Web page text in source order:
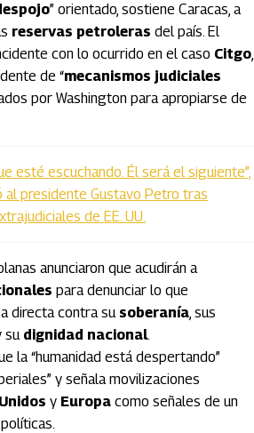
” orientado, sostiene Caracas, a
reservas petroleras del país. El
con lo ocurrido en el caso Citgo,
de “mecanismos judiciales
por Washington para apropiarse de
esté escuchando. Él será el siguiente”,
al presidente Gustavo Petro tras
de EE. UU.
anunciaron que acudirán a
para denunciar lo que
directa contra su soberanía, sus
su dignidad nacional.
la “humanidad está despertando”
y señala movilizaciones
y Europa como señales de un